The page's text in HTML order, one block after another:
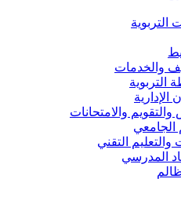
التربوية
والخدمات
التربوية
والامتحانات
الجامعي
والتعليم التقني
المدرسي